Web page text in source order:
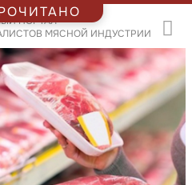
ПОРТАЛ
МЯСНОЙ ИНДУСТРИИ